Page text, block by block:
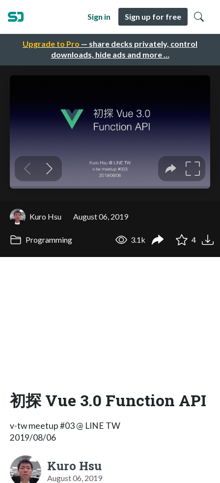
Upgrade to Pro — share decks privately, control
downloads, hide ads and more …
Sign in Sign up for free
Kuro Hsu August 06, 2019
Programming 3.1k 4
初探 Vue 3.0 Function API
v-tw meetup #03 @ LINE TW
2019/08/06
Kuro Hsu
August 06, 2019